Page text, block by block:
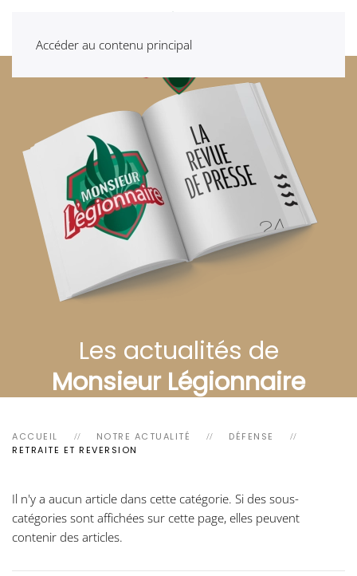
Accéder au contenu principal
Les actualités de
Monsieur Légionnaire
ACCUEIL NOTRE ACTUALITÉ
DÉFENSE
RETRAITE ET REVERSION
Il n'y a aucun article dans cette catégorie. Si des sous-
catégories sont affichées sur cette page, elles peuvent
contenir des articles.